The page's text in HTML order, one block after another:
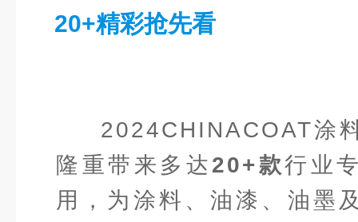
20+精彩抢先看
2024CHINACOAT涂
隆重带来多达20+款行业
用，为涂料、油漆、油墨